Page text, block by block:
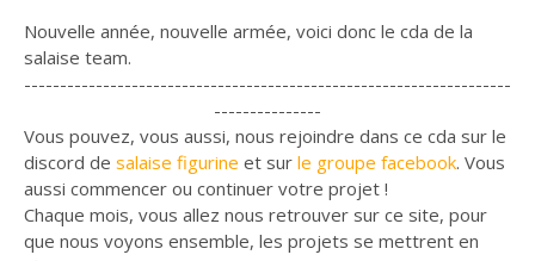
Nouvelle année, nouvelle armée, voici donc le cda de la
salaise team.
--------------------------------------------------------------------
---------------
Vous pouvez, vous aussi, nous rejoindre dans ce cda sur le
discord de salaise figurine et sur le groupe facebook. Vous
aussi commencer ou continuer votre projet !
Chaque mois, vous allez nous retrouver sur ce site, pour
que nous voyons ensemble, les projets se mettrent en